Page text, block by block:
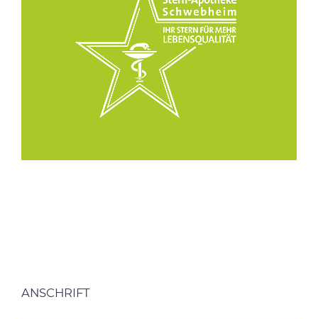
ANSCHRIFT